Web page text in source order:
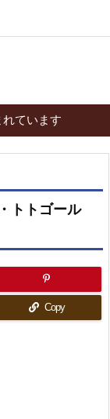
ています
トトゴール
Copy